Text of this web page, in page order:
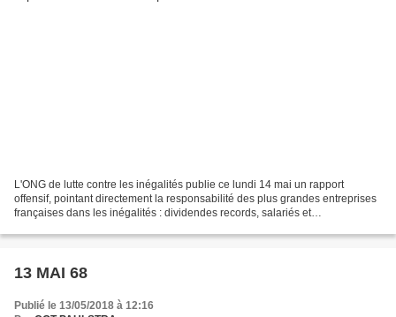
L'ONG de lutte contre les inégalités publie ce lundi 14 mai un rapport
offensif, pointant directement la responsabilité des plus grandes entreprises
françaises dans les inégalités : dividendes records, salariés et
13 MAI 68
Publié le 13/05/2018 à 12:16